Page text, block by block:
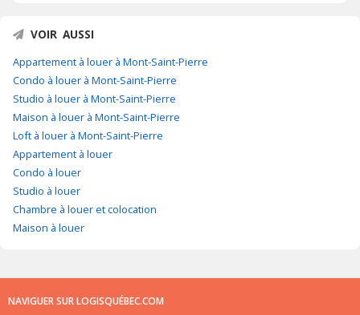
VOIR AUSSI
Appartement à louer à Mont-Saint-Pierre
Condo à louer à Mont-Saint-Pierre
Studio à louer à Mont-Saint-Pierre
Maison à louer à Mont-Saint-Pierre
Loft à louer à Mont-Saint-Pierre
Appartement à louer
Condo à louer
Studio à louer
Chambre à louer et colocation
Maison à louer
NAVIGUER SUR LOGISQUÉBEC.COM